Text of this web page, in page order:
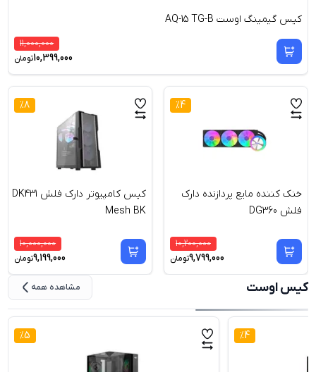
کیس گیمینگ اوست AQ-15 TG-B
11,000,000
10,399,000تومان
4
%
خنک کننده مایع پردازنده دارک
فلش DG360
10,200,000
9,799,000تومان
8
%
کیس کامپیوتر دارک فلش DK431
Mesh BK
10,000,000
9,199,000تومان
کیس اوست مشاهده همه
5
% 4
%